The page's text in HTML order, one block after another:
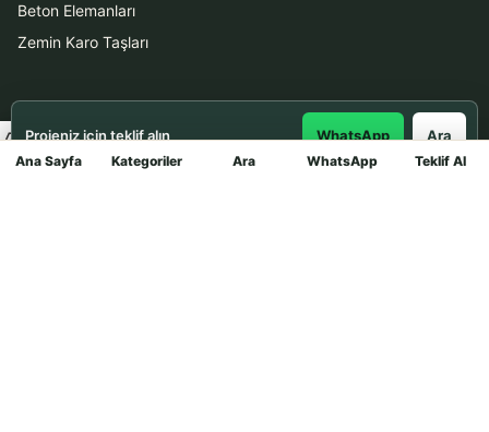
Ana Sayfa Kategoriler Ara WhatsApp Teklif Al
Beton Elemanları
Zemin Karo Taşları
Hizmetler
Uygulama
Projeniz için teklif alın WhatsApp Ara